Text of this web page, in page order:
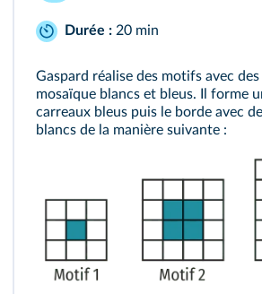
Durée : 20 min
Gaspard réalise des motifs avec
mosaïque blancs et bleus. Il forme
carreaux bleus puis le borde avec
blancs de la manière suivante :